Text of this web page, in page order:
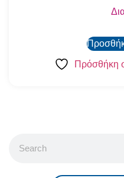
Πρόσθήκη